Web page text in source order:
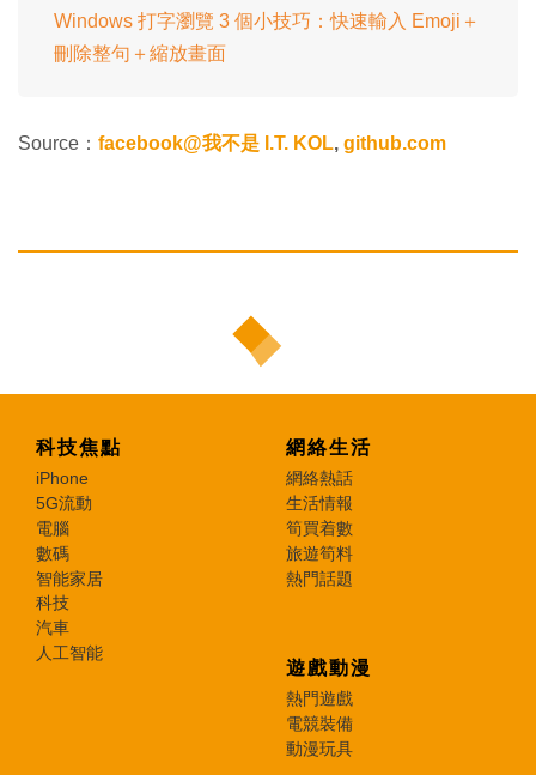
Windows 打字瀏覽 3 個小技巧：快速輸入 Emoji＋
刪除整句＋縮放畫面
Source： facebook@我不是 I.T. KOL, github.com
科技焦點
iPhone
5G流動
電腦
數碼
智能家居
科技
汽車
人工智能
網絡生活
網絡熱話
生活情報
筍買着數
旅遊筍料
熱門話題
遊戲動漫
熱門遊戲
電競裝備
動漫玩具